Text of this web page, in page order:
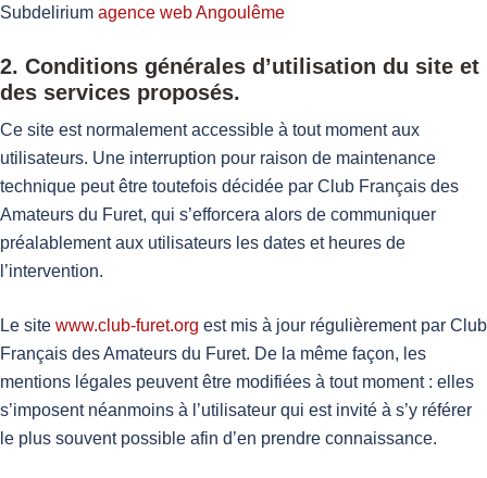
Subdelirium agence web Angoulême
2. Conditions générales d’utilisation du site et
des services proposés.
Ce site est normalement accessible à tout moment aux
utilisateurs. Une interruption pour raison de maintenance
technique peut être toutefois décidée par Club Français des
Amateurs du Furet, qui s’efforcera alors de communiquer
préalablement aux utilisateurs les dates et heures de
l’intervention.
Le site www.club-furet.org est mis à jour régulièrement par Club
Français des Amateurs du Furet. De la même façon, les
mentions légales peuvent être modifiées à tout moment : elles
s’imposent néanmoins à l’utilisateur qui est invité à s’y référer
le plus souvent possible afin d’en prendre connaissance.